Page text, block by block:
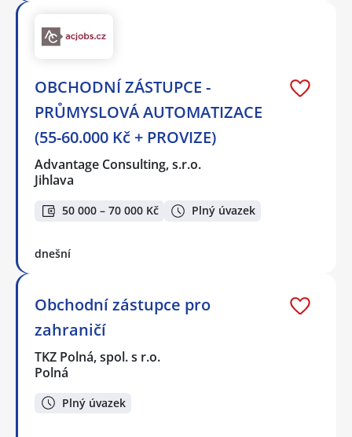
OBCHODNÍ ZÁSTUPCE -
PRŮMYSLOVÁ AUTOMATIZACE
(55-60.000 Kč + PROVIZE)
Advantage Consulting, s.r.o.
Jihlava
50 000 – 70 000 Kč Plný úvazek
dnešní
Obchodní zástupce pro
zahraničí
TKZ Polná, spol. s r.o.
Polná
Plný úvazek